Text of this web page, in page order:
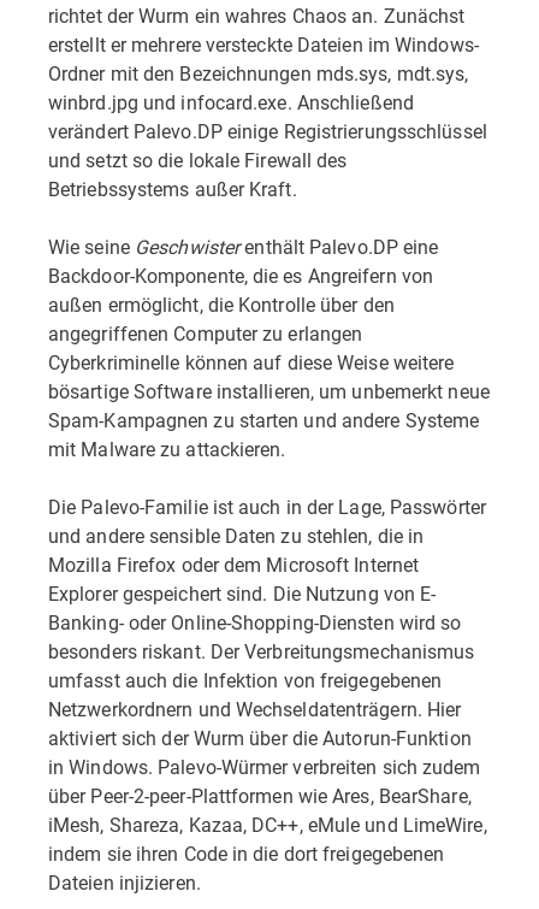
richtet der Wurm ein wahres Chaos an. Zunächst
erstellt er mehrere versteckte Dateien im Windows-
Ordner mit den Bezeichnungen mds.sys, mdt.sys,
winbrd.jpg und infocard.exe. Anschließend
verändert Palevo.DP einige Registrierungsschlüssel
und setzt so die lokale Firewall des
Betriebssystems außer Kraft.
Wie seine Geschwisterenthält Palevo.DP eine
Backdoor-Komponente, die es Angreifern von
außen ermöglicht, die Kontrolle über den
angegriffenen Computer zu erlangen
Cyberkriminelle können auf diese Weise weitere
bösartige Software installieren, um unbemerkt neue
Spam-Kampagnen zu starten und andere Systeme
mit Malware zu attackieren.
Die Palevo-Familie ist auch in der Lage, Passwörter
und andere sensible Daten zu stehlen, die in
Mozilla Firefox oder dem Microsoft Internet
Explorer gespeichert sind. Die Nutzung von E-
Banking- oder Online-Shopping-Diensten wird so
besonders riskant. Der Verbreitungsmechanismus
umfasst auch die Infektion von freigegebenen
Netzwerkordnern und Wechseldatenträgern. Hier
aktiviert sich der Wurm über die Autorun-Funktion
in Windows. Palevo-Würmer verbreiten sich zudem
über Peer-2-peer-Plattformen wie Ares, BearShare,
iMesh, Shareza, Kazaa, DC++, eMule und LimeWire,
indem sie ihren Code in die dort freigegebenen
Dateien injizieren.